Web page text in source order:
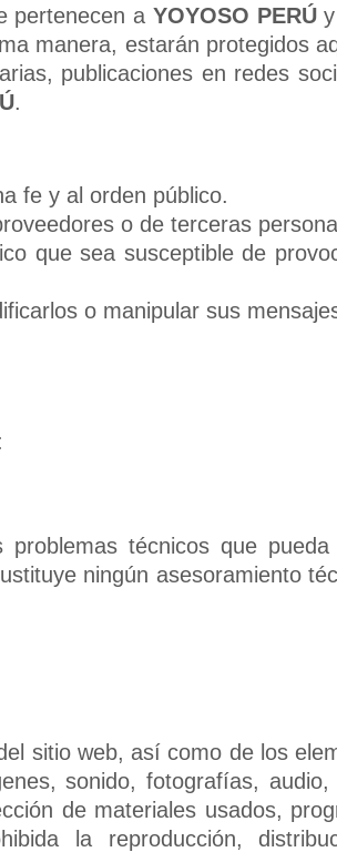
pertenecen a YOYOSO PERÚy
manera, estarán protegidos
publicaciones en redes
.
fe y al orden público.
o de terceras
que sea susceptible de
o manipular sus
técnicos que pueda
ningún asesoramiento
sitio web, así como de los
sonido, fotografías, audio,
de materiales usados,
la reproducción,